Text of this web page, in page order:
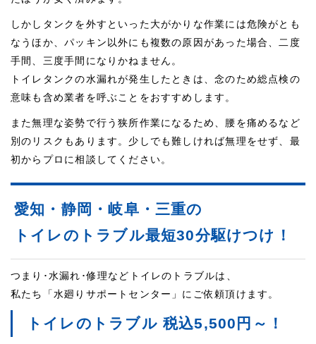
しかしタンクを外すといった大がかりな作業には危険がとも
なうほか、パッキン以外にも複数の原因があった場合、二度
手間、三度手間になりかねません。
トイレタンクの水漏れが発生したときは、念のため総点検の
意味も含め業者を呼ぶことをおすすめします。
また無理な姿勢で行う狭所作業になるため、腰を痛めるなど
別のリスクもあります。少しでも難しければ無理をせず、最
初からプロに相談してください。
愛知・静岡・岐阜・三重の
トイレのトラブル最短30分駆けつけ！
つまり･水漏れ･修理などトイレのトラブルは、
私たち「水廻りサポートセンター」にご依頼頂けます。
トイレのトラブル 税込5,500円～！